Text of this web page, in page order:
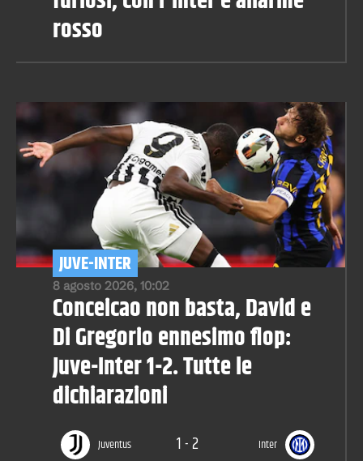
rosso
8 agosto 2026, 10:02
JUVE-INTER
Conceicao non basta, David e
Di Gregorio ennesimo flop:
Juve-Inter 1-2. Tutte le
dichiarazioni
Juventus 1-2 Inter